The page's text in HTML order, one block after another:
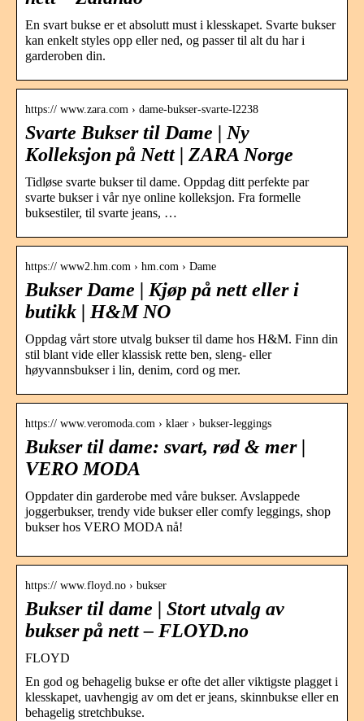
En svart bukse er et absolutt must i klesskapet. Svarte bukser
kan enkelt styles opp eller ned, og passer til alt du har i
garderoben din.
https:// www.zara.com › dame-bukser-svarte-l2238
Svarte Bukser til Dame | Ny
Kolleksjon på Nett | ZARA Norge
Tidløse svarte bukser til dame. Oppdag ditt perfekte par
svarte bukser i vår nye online kolleksjon. Fra formelle
buksestiler, til svarte jeans, …
https:// www2.hm.com › hm.com › Dame
Bukser Dame | Kjøp på nett eller i
butikk | H&M NO
Oppdag vårt store utvalg bukser til dame hos H&M. Finn din
stil blant vide eller klassisk rette ben, sleng- eller
høyvannsbukser i lin, denim, cord og mer.
https:// www.veromoda.com › klaer › bukser-leggings
Bukser til dame: svart, rød & mer |
VERO MODA
Oppdater din garderobe med våre bukser. Avslappede
joggerbukser, trendy vide bukser eller comfy leggings, shop
bukser hos VERO MODA nå!
https:// www.floyd.no › bukser
Bukser til dame | Stort utvalg av
bukser på nett – FLOYD.no
FLOYD
En god og behagelig bukse er ofte det aller viktigste plagget i
klesskapet, uavhengig av om det er jeans, skinnbukse eller en
behagelig stretchbukse.